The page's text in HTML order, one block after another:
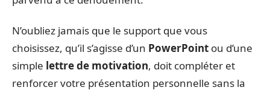
N’oubliez jamais que le support que vous
choisissez, qu’il s’agisse d’un PowerPoint ou d’une
simple lettre de motivation, doit compléter et
renforcer votre présentation personnelle sans la